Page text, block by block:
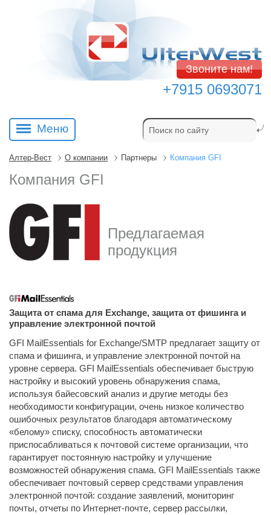
Звоните нам!
+7915 0693071
Меню
Алтер-Вест О компании Партнеры Компания GFI
Компания GFI
Предлагаемая
продукция
Защита от спама для Exchange, защита от фишинга и
управление электронной почтой
GFI MailEssentials for Exchange/SMTP предлагает защиту от
спама и фишинга, и управление электронной почтой на
уровне сервера. GFI MailEssentials обеспечивает быструю
настройку и высокий уровень обнаружения спама,
используя байесовский анализ и другие методы без
необходимости конфигурации, очень низкое количество
ошибочных результатов благодаря автоматическому
«белому» списку, способность автоматически
приспосабливаться к почтовой системе организации, что
гарантирует постоянную настройку и улучшение
возможностей обнаружения спама. GFI MailEssentials также
обеспечивает почтовый сервер средствами управления
электронной почтой: создание заявлений, мониторинг
почты, отчеты по Интернет-почте, сервер рассылки,